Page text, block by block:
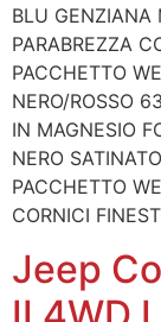
BLU GENZIANA
PARABREZZA
PACCHETTO
NERO/ROSSO
IN MAGNESIO
NERO
PACCHETTO
CORNICI
Jeep